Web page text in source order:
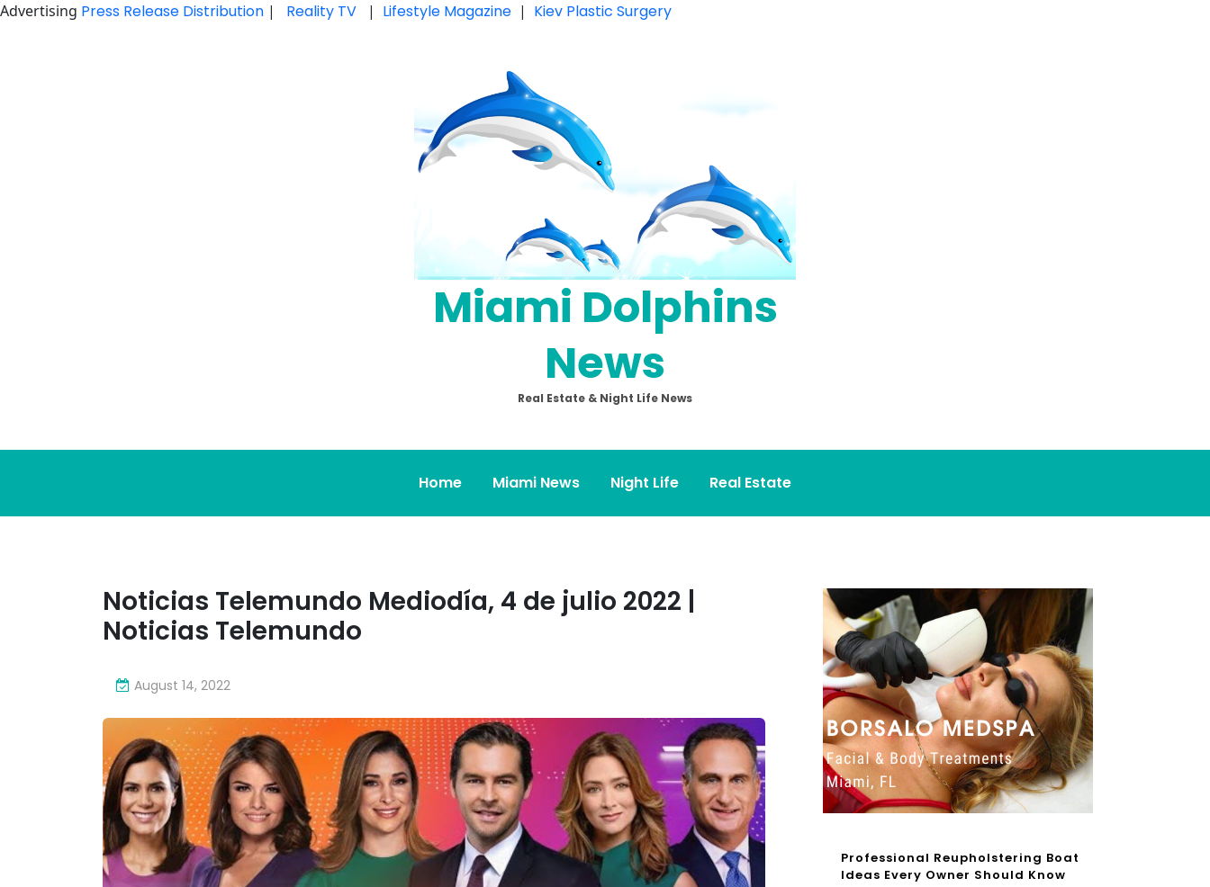
Advertising Press Release Distribution | Reality TV | Lifestyle Magazine | Kiev Plastic Surgery
Miami Dolphins
News
Real Estate & Night Life News
Home Miami News Night Life Real Estate
Noticias Telemundo Mediodía, 4 de julio 2022 |
Noticias Telemundo
August 14, 2022
Professional Reupholstering Boat
Ideas Every Owner Should Know